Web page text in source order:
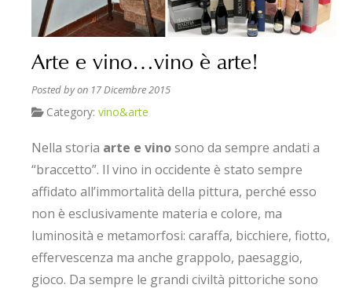
Arte e vino…vino è arte!
Posted byon 17 Dicembre 2015
Category: vino&arte
Nella storia arte e vinosono da sempre andati a
“braccetto”. Il vino in occidente è stato sempre
affidato all’immortalità della pittura, perché esso
non è esclusivamente materia e colore, ma
luminosità e metamorfosi: caraffa, bicchiere, fiotto,
effervescenza ma anche grappolo, paesaggio,
gioco. Da sempre le grandi civiltà pittoriche sono